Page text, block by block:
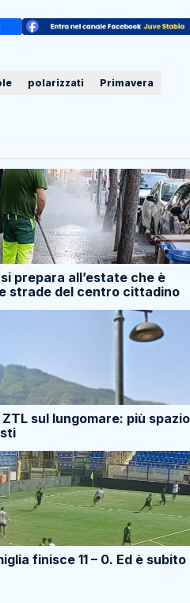
polarizzati Primavera
prepara all’estate che è
strade del centro cittadino
sul lungomare: più spazio
finisce 11 – 0. Ed è subito